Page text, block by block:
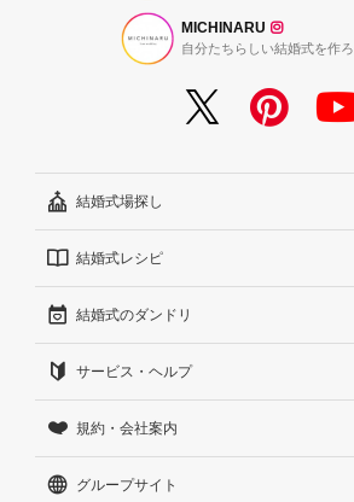
MICHINARU
自分たちらしい結婚式を作ろ
結婚式場探し
エリアから探す
こだわりから探す
雰囲気から探す
見積りから探す
ランキングから探す
結婚式レシピ
結婚式準備レポート『ハナレポ』
結婚式当日の動画『ムビレポ』
結婚式のダンドリ
結婚準備ガイド
Wedding Park Magazine
結婚お悩みQ&A
サービス・ヘルプ
サイトコンセプト
はじめての方へ
規約・会社案内
利用規約
グループサイト